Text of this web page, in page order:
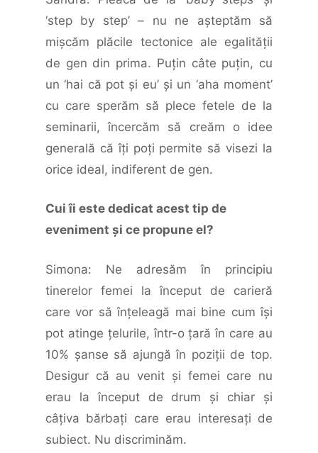
‘step by step’ – nu ne aşteptăm să
mişcăm plăcile tectonice ale egalităţii
de gen din prima. Puţin câte puţin, cu
un ‘hai că pot şi eu’ şi un ‘aha moment’
cu care sperăm să plece fetele de la
seminarii, încercăm să creăm o idee
generală că îţi poţi permite să visezi la
orice ideal, indiferent de gen.
Cui îi este dedicat acest tip de
eveniment şi ce propune el?
Simona: Ne adresăm în principiu
tinerelor femei la început de carieră
care vor să înţeleagă mai bine cum îşi
pot atinge ţelurile, într-o ţară în care au
10% şanse să ajungă în poziţii de top.
Desigur că au venit şi femei care nu
erau la început de drum şi chiar şi
câţiva bărbaţi care erau interesaţi de
subiect. Nu discriminăm.